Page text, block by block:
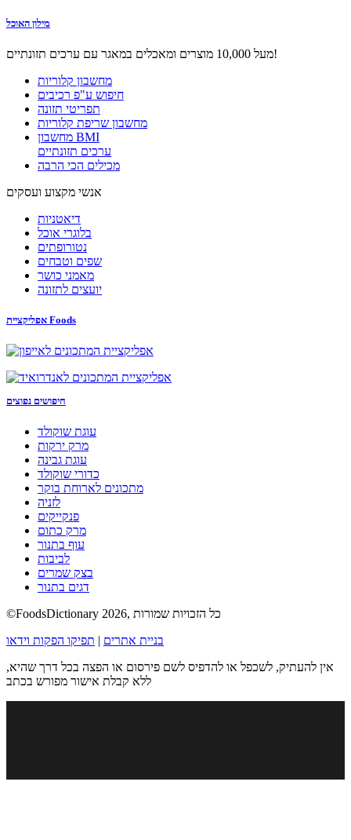
מילון האוכל
מעל 10,000 מוצרים ומאכלים במאגר עם ערכים תזונתיים!
מחשבון קלוריות
חיפוש ע"פ רכיבים
תפריטי תזונה
מחשבון שריפת קלוריות
מחשבון BMI
ערכים תזונתיים
מכילים הכי הרבה
אנשי מקצוע ועסקים
דיאטניות
בלוגרי אוכל
נטורופתים
שפים וטבחים
מאמני כושר
יועצים לתזונה
אפליקציית Foods
חיפושים נפוצים
עוגת שוקולד
מרק ירקות
עוגת גבינה
כדורי שוקולד
מתכונים לארוחת בוקר
לזניה
פנקייקים
מרק כתום
עוף בתנור
לביבות
בצק שמרים
דגים בתנור
©FoodsDictionary 2026, כל הזכויות שמורות
בניית אתרים
תפיקו הפקות וידאו
אין להעתיק, לשכפל או להדפיס לשם פירסום או הפצה בכל דרך שהיא,
ללא קבלת אישור מפורש בכתב